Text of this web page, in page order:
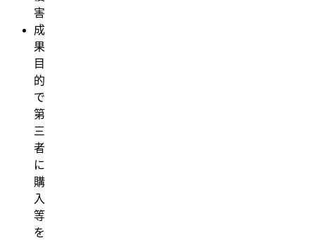
害
成
果
目
的
で
第
三
者
に
購
入
等
を